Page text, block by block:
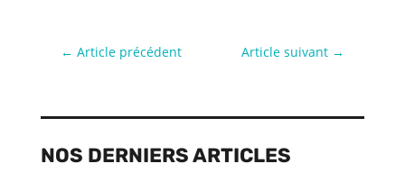
←Article précédent Article suivant→
NOS DERNIERS ARTICLES